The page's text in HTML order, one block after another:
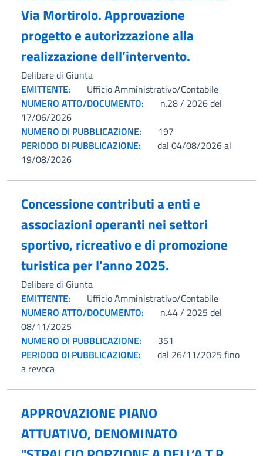
Via Mortirolo. Approvazione
progetto e autorizzazione alla
realizzazione dell’intervento.
Delibere di Giunta
EMITTENTE:
Ufficio Amministrativo/Contabile
NUMERO ATTO/DOCUMENTO:
n.28 / 2026 del
17/06/2026
NUMERO DI PUBBLICAZIONE:
197
PERIODO DI PUBBLICAZIONE:
dal 04/08/2026 al
19/08/2026
Concessione contributi a enti e
associazioni operanti nei settori
sportivo, ricreativo e di promozione
turistica per l’anno 2025.
Delibere di Giunta
EMITTENTE:
Ufficio Amministrativo/Contabile
NUMERO ATTO/DOCUMENTO:
n.44 / 2025 del
08/11/2025
NUMERO DI PUBBLICAZIONE:
351
PERIODO DI PUBBLICAZIONE:
dal 26/11/2025 fino
a revoca
APPROVAZIONE PIANO
ATTUATIVO, DENOMINATO